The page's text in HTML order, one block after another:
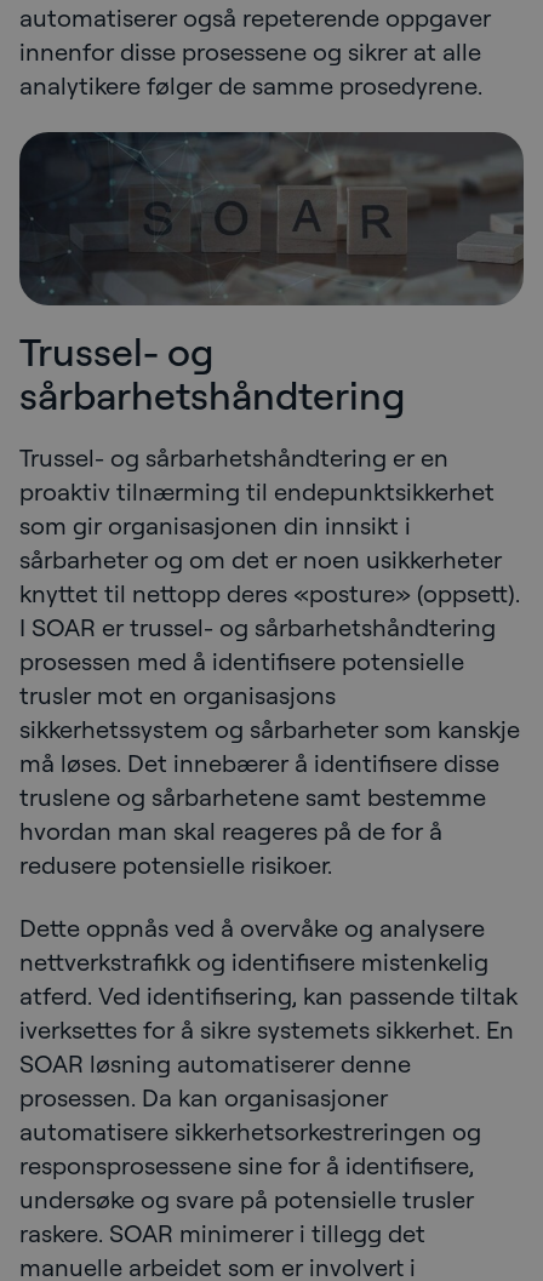
automatiserer også repeterende oppgaver
innenfor disse prosessene og sikrer at alle
analytikere følger de samme prosedyrene.
Trussel- og
sårbarhetshåndtering
Trussel- og sårbarhetshåndtering er en
proaktiv tilnærming til endepunktsikkerhet
som gir organisasjonen din innsikt i
sårbarheter og om det er noen usikkerheter
knyttet til nettopp deres «posture» (oppsett).
I SOAR er trussel- og sårbarhetshåndtering
prosessen med å identifisere potensielle
trusler mot en organisasjons
sikkerhetssystem og sårbarheter som kanskje
må løses. Det innebærer å identifisere disse
truslene og sårbarhetene samt bestemme
hvordan man skal reageres på de for å
redusere potensielle risikoer.
Dette oppnås ved å overvåke og analysere
nettverkstrafikk og identifisere mistenkelig
atferd. Ved identifisering, kan passende tiltak
iverksettes for å sikre systemets sikkerhet. En
SOAR løsning automatiserer denne
prosessen. Da kan organisasjoner
automatisere sikkerhetsorkestreringen og
responsprosessene sine for å identifisere,
undersøke og svare på potensielle trusler
raskere. SOAR minimerer i tillegg det
manuelle arbeidet som er involvert i